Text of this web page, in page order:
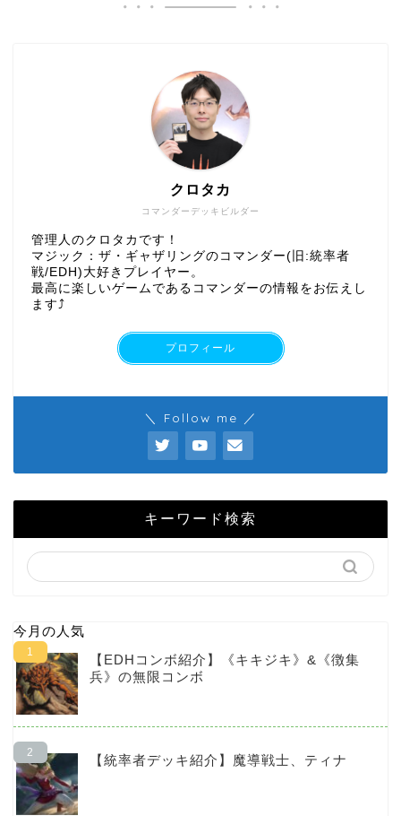
コマンダーデッキビルダー
クロタカ
管理人のクロタカです！
マジック：ザ・ギャザリングのコマンダー(旧:統率者
戦/EDH)大好きプレイヤー。
最高に楽しいゲームであるコマンダーの情報をお伝えし
ます⤴︎
プロフィール
＼ Follow me ／
キーワード検索
今月の人気
【EDHコンボ紹介】《キキジキ》&《徴集
兵》の無限コンボ
【統率者デッキ紹介】魔導戦士、ティナ